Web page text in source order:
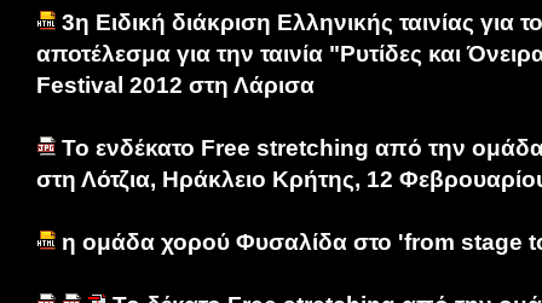
3η Ειδική διάκριση Ελληνικής ταινίας για
αποτέλεσμα για την ταινία "Ρυτίδες και
Festival 2012 στη Λάρισα
Το ενδέκατο Free stretching από την
στη Λότζια, Ηράκλειο Κρήτης, 12
η ομάδα χορού Φυσαλίδα στο 'from stage